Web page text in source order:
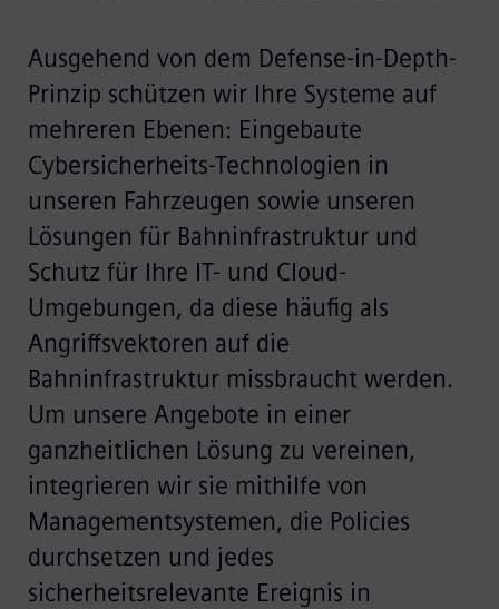
Ausgehend von dem Defense-in-Depth-
Prinzip schützen wir Ihre Systeme auf
mehreren Ebenen: Eingebaute
Cybersicherheits-Technologien in
unseren Fahrzeugen sowie unseren
Lösungen für Bahninfrastruktur und
Schutz für Ihre IT- und Cloud-
Umgebungen, da diese häufig als
Angriffsvektoren auf die
Bahninfrastruktur missbraucht werden.
Um unsere Angebote in einer
ganzheitlichen Lösung zu vereinen,
integrieren wir sie mithilfe von
Managementsystemen, die Policies
durchsetzen und jedes
sicherheitsrelevante Ereignis in